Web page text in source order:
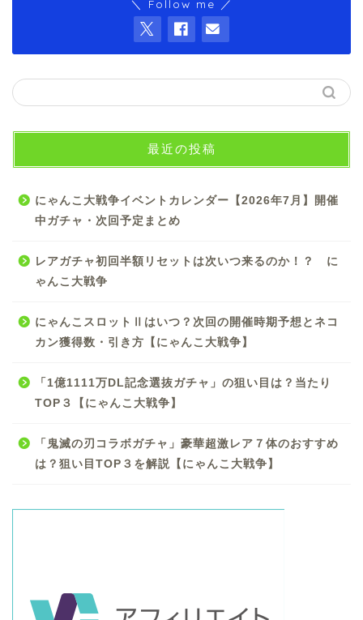
＼ Follow me ／
最近の投稿
にゃんこ大戦争イベントカレンダー【2026年7月】開催
中ガチャ・次回予定まとめ
レアガチャ初回半額リセットは次いつ来るのか！？ に
ゃんこ大戦争
にゃんこスロットⅡはいつ？次回の開催時期予想とネコ
カン獲得数・引き方【にゃんこ大戦争】
「1億1111万DL記念選抜ガチャ」の狙い目は？当たり
TOP３【にゃんこ大戦争】
「鬼滅の刃コラボガチャ」豪華超激レア７体のおすすめ
は？狙い目TOP３を解説【にゃんこ大戦争】